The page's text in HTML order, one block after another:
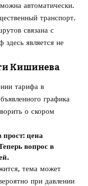
автоматически.
транспорт.
связана с
здесь является не
Кишинева
тарифа в
графика
о скором
цена
вопрос в
тема может
при давлении